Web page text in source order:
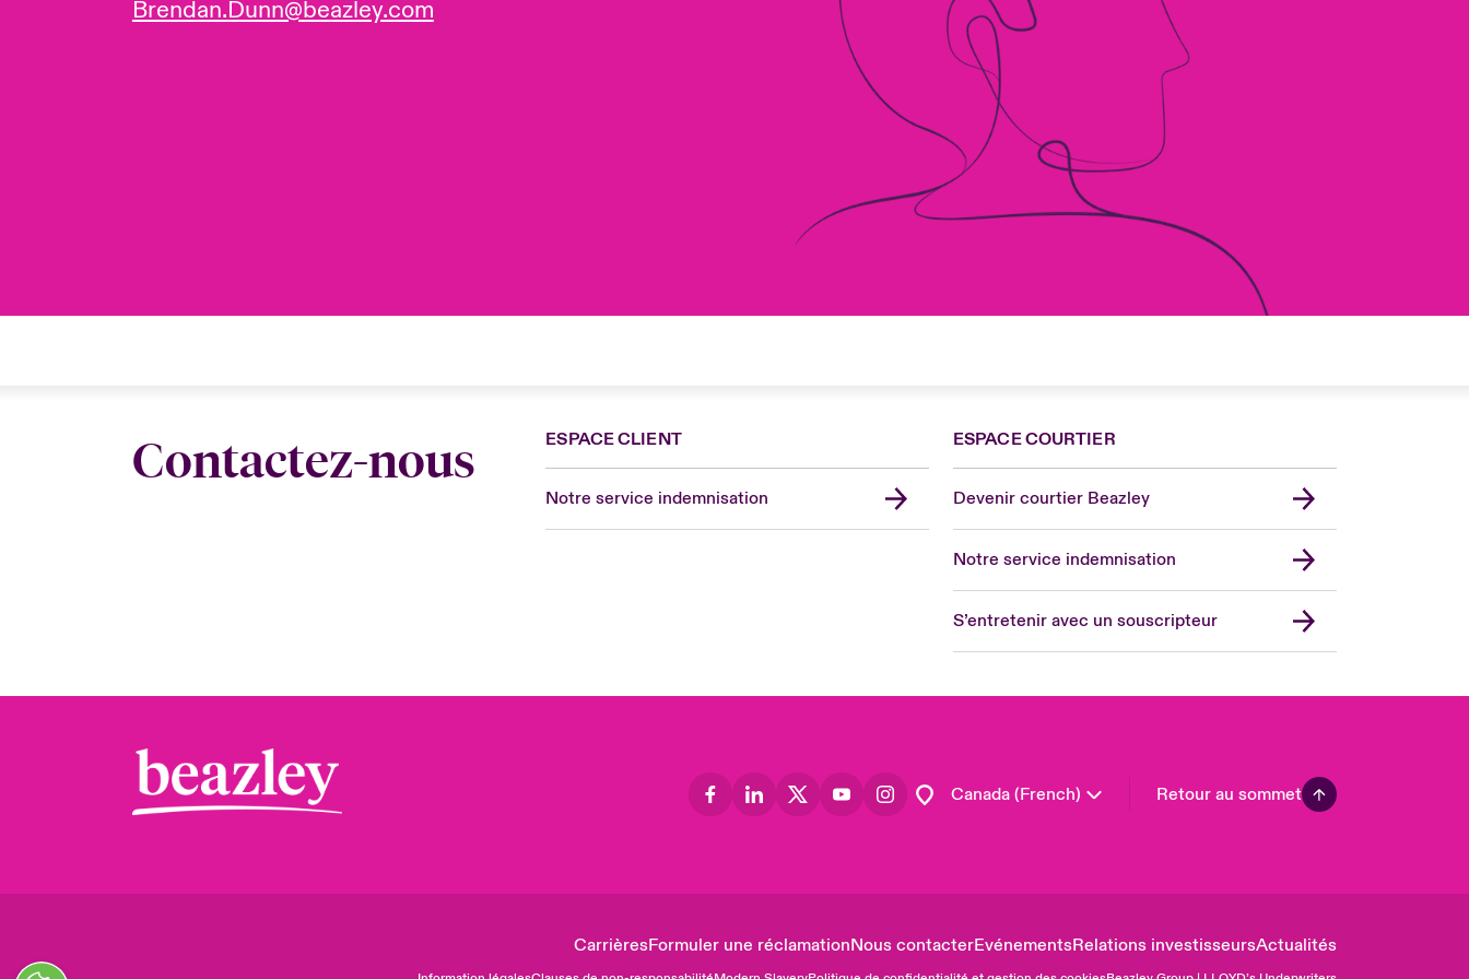
Brendan.Dunn@beazley.com
Contactez-nous ESPACE CLIENT
Notre service indemnisation
ESPACE COURTIER
Devenir courtier Beazley
Notre service indemnisation
S’entretenir avec un souscripteur
Canada (French)
Canada (English)
Germany
London Market
Retour au sommet
CarrièresFormuler une réclamationNous contacterEvénementsRelations investisseursActualités